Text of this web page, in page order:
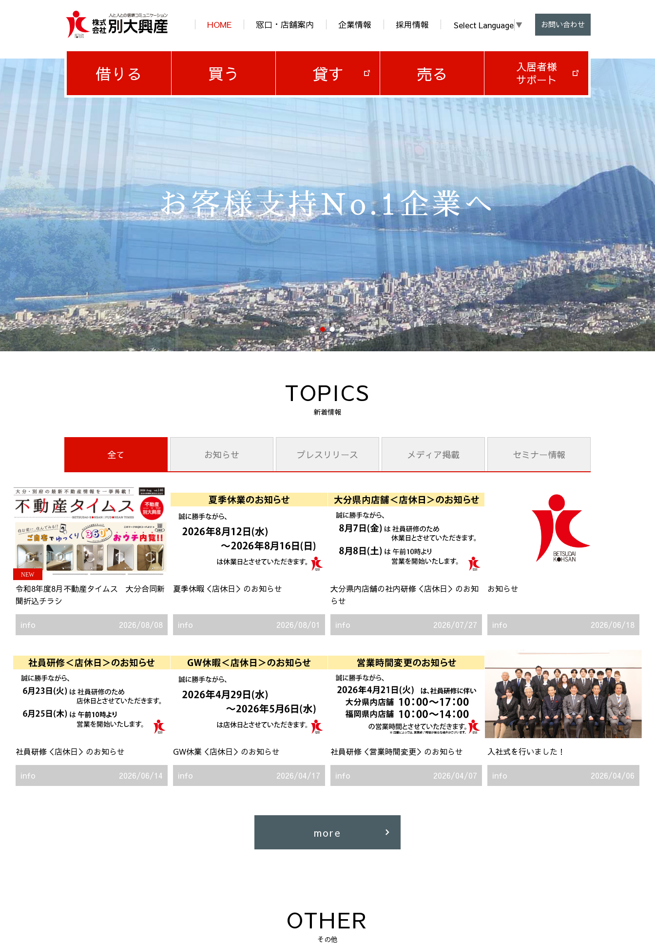
HOME 窓口・店舗案内 企業情報 採用情報 Select Language ▼ お問い合わせ
お客様支持No.1企業へ
借りる 買う 貸す 売る
入居者様
サポート
TOPICS
新着情報
全て お知らせ プレス リリース メディア掲載 セミナー情報
NEW
令和8年度8月不動産タイムス 大分合同新
聞折込チラシ
info 2026/08/08
夏季休暇＜店休日＞のお知らせ
info 2026/08/01
大分県内店舗の社内研修＜店休日＞のお知
らせ
info 2026/07/27
お知らせ
info 2026/06/18
社員研修＜店休日＞のお知らせ
info 2026/06/14
GW休業＜店休日＞のお知らせ
info 2026/04/17
社員研修＜営業時間変更＞のお知らせ
info 2026/04/07
入社式を行いました！
info 2026/04/06
more
OTHER
その他